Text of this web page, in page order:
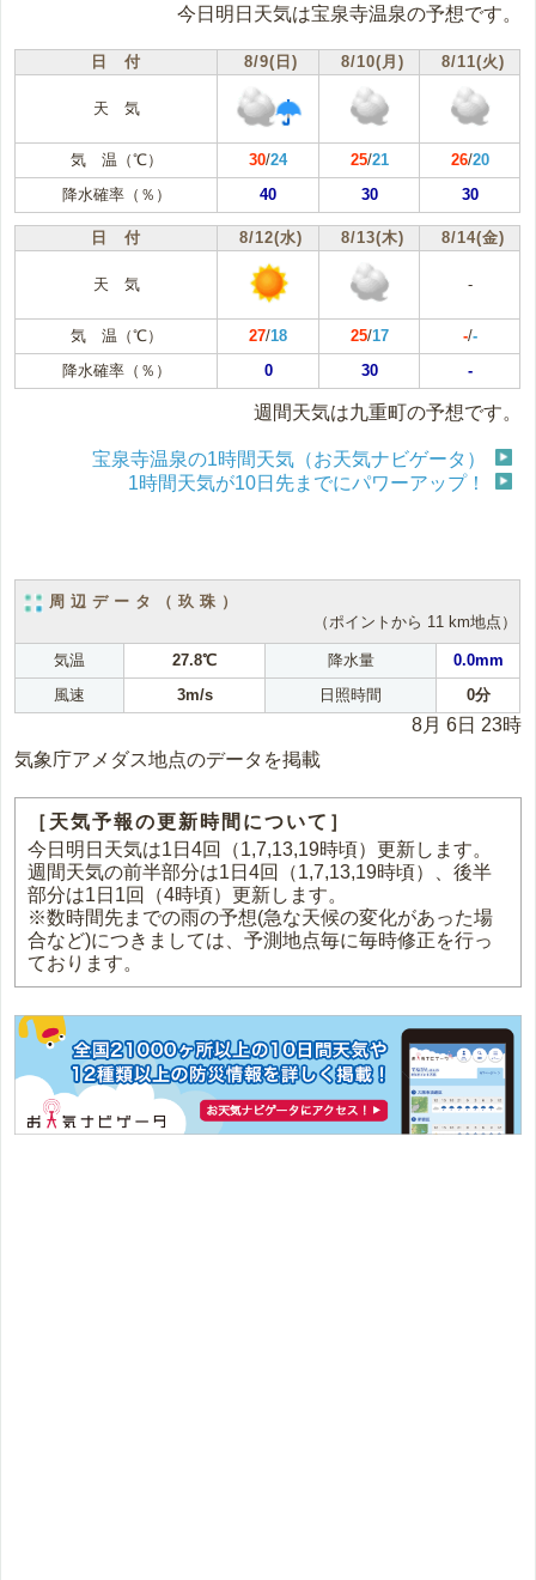
今日明日天気は宝泉寺温泉の予想です。
日 付 8/9(日) 8/10(月) 8/11(火)
天 気
気 温（℃） 30/24 25/21 26/20
降水確率（％）
40 30 30
日 付 8/12(水) 8/13(木) 8/14(金)
天 気 -
気 温（℃） 27/18 25/17 -/-
降水確率（％）
0 30 -
週間天気は九重町の予想です。
宝泉寺温泉の1時間天気（お天気ナビゲータ）
1時間天気が10日先までにパワーアップ！
周辺データ（玖珠）
（ポイントから 11 km地点）
気温 27.8℃ 降水量
0.0mm
風速
3m/s 日照時間 0分
8月 6日 23時
気象庁アメダス地点のデータを掲載
［天気予報の更新時間について］
今日明日天気は1日4回（1,7,13,19時頃）更新します。
週間天気の前半部分は1日4回（1,7,13,19時頃）、後半
部分は1日1回（4時頃）更新します。
※数時間先までの雨の予想(急な天候の変化があった場
合など)につきましては、予測地点毎に毎時修正を行っ
ております。